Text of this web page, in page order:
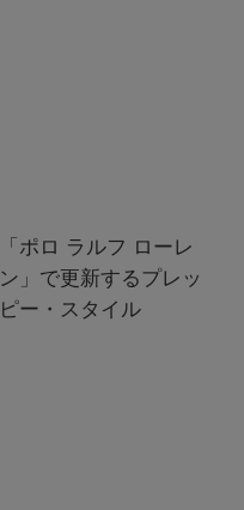
「ポロ ラルフ ローレ
ン」で更新するプレッ
ピー・スタイル